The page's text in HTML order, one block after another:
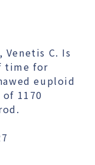
Venetis C. Is
time for
euploid
1170